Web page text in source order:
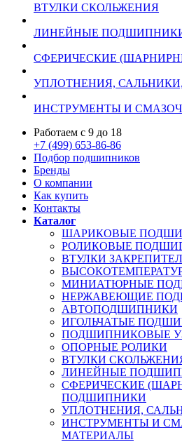
ВТУЛКИ СКОЛЬЖЕНИЯ
ЛИНЕЙНЫЕ
СФЕРИЧЕСКИЕ
УПЛОТНЕНИЯ,
ИНСТРУМЕНТЫ И
Работаем с 9 до 18
+7 (499) 653-86-86
Подбор подшипников
Бренды
О компании
Как купить
Контакты
Каталог
ШАРИКОВЫЕ
РОЛИКОВЫЕ
ВТУЛКИ
МИНИАТЮРНЫЕ
НЕРЖАВЕЮЩИЕ
АВТОПОДШИПНИКИ
ИГОЛЬЧАТЫЕ
ПОДШИПНИКОВЫЕ
ОПОРНЫЕ РОЛИКИ
ВТУЛКИ
ЛИНЕЙНЫЕ
СФЕРИЧЕСКИЕ
ПОДШИПНИКИ
УПЛОТНЕНИЯ,
ИНСТРУМЕНТЫ И
МАТЕРИАЛЫ